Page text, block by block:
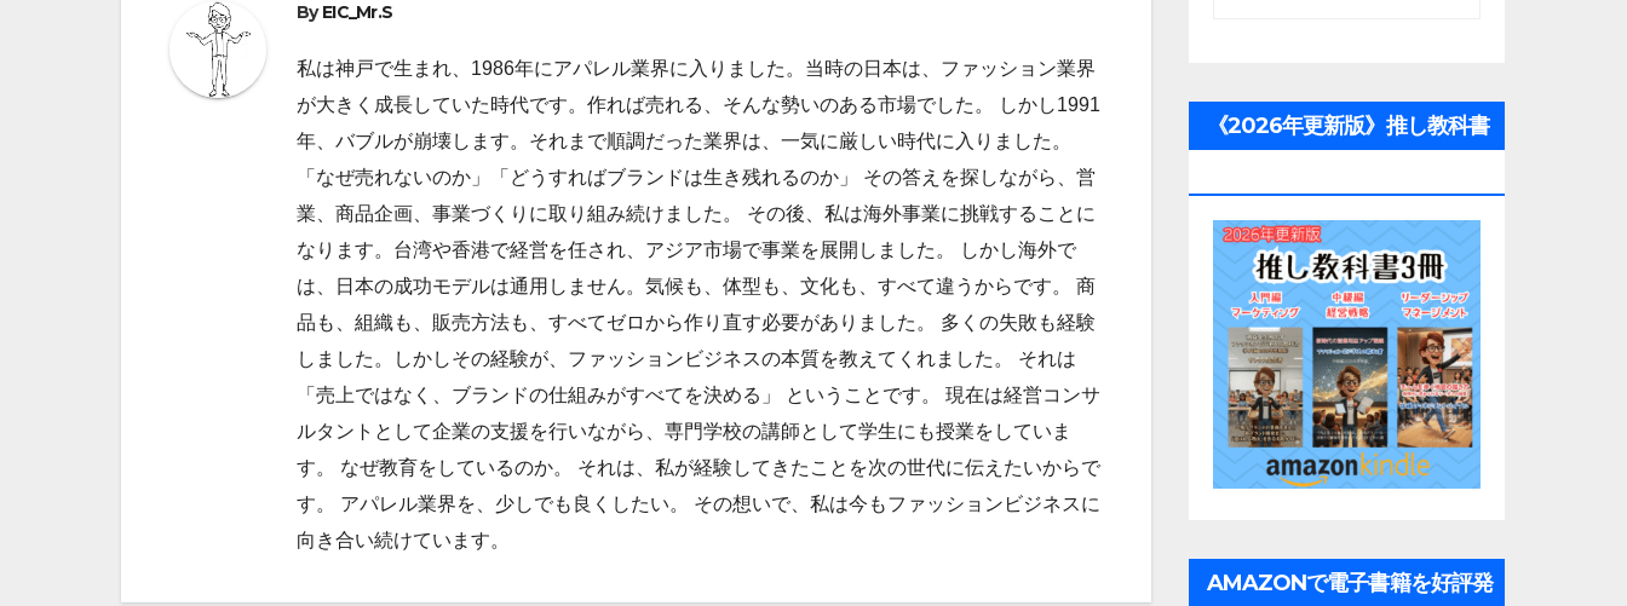
ゲ
ー
ByEIC_Mr.S
私は神戸で生まれ、1986年にアパレル業界に入りました。当時の日本は、ファッション業界
が大きく成長していた時代です。作れば売れる、そんな勢いのある市場でした。 しかし1991
年、バブルが崩壊します。それまで順調だった業界は、一気に厳しい時代に入りました。
「なぜ売れないのか」「どうすればブランドは生き残れるのか」 その答えを探しながら、営
業、商品企画、事業づくりに取り組み続けました。 その後、私は海外事業に挑戦することに
なります。台湾や香港で経営を任され、アジア市場で事業を展開しました。 しかし海外で
は、日本の成功モデルは通用しません。気候も、体型も、文化も、すべて違うからです。 商
品も、組織も、販売方法も、すべてゼロから作り直す必要がありました。 多くの失敗も経験
しました。しかしその経験が、ファッションビジネスの本質を教えてくれました。 それは
「売上ではなく、ブランドの仕組みがすべてを決める」 ということです。 現在は経営コンサ
ルタントとして企業の支援を行いながら、専門学校の講師として学生にも授業をしていま
す。 なぜ教育をしているのか。 それは、私が経験してきたことを次の世代に伝えたいからで
す。 アパレル業界を、少しでも良くしたい。 その想いで、私は今もファッションビジネスに
向き合い続けています。
《2026年更新版》推し教科書
AMAZONで電子書籍を好評発